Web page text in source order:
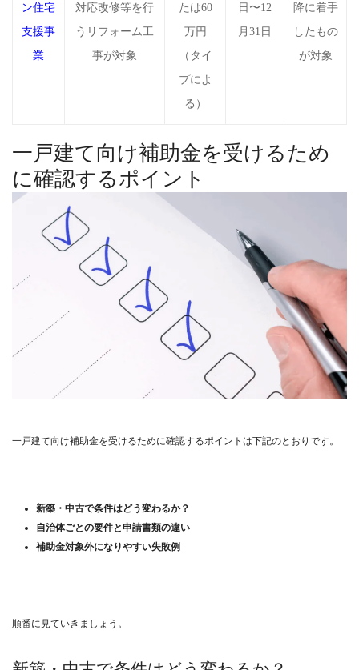
ン住宅
支援事
業
対応改修等を行
うリフォーム工
事が対象
たは60
万円
（タイ
プによ
る）
日〜12
月31日
降に着手
したもの
が対象
一戸建て向け補助金を受けるため
に確認するポイント
一戸建て向け補助金を受けるために確認するポイントは下記のとおりです。
新築・中古で条件はどう変わるか？
自治体ごとの要件と申請書類の違い
補助金対象外になりやすい失敗例
順番に見ていきましょう。